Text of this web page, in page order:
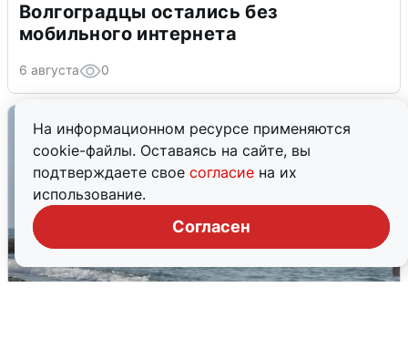
На информационном ресурсе применяются
cookie-файлы. Оставаясь на сайте, вы
подтверждаете свое согласие на их
использование.
Согласен
Волгоградцы остались без
мобильного интернета
6 августа 0